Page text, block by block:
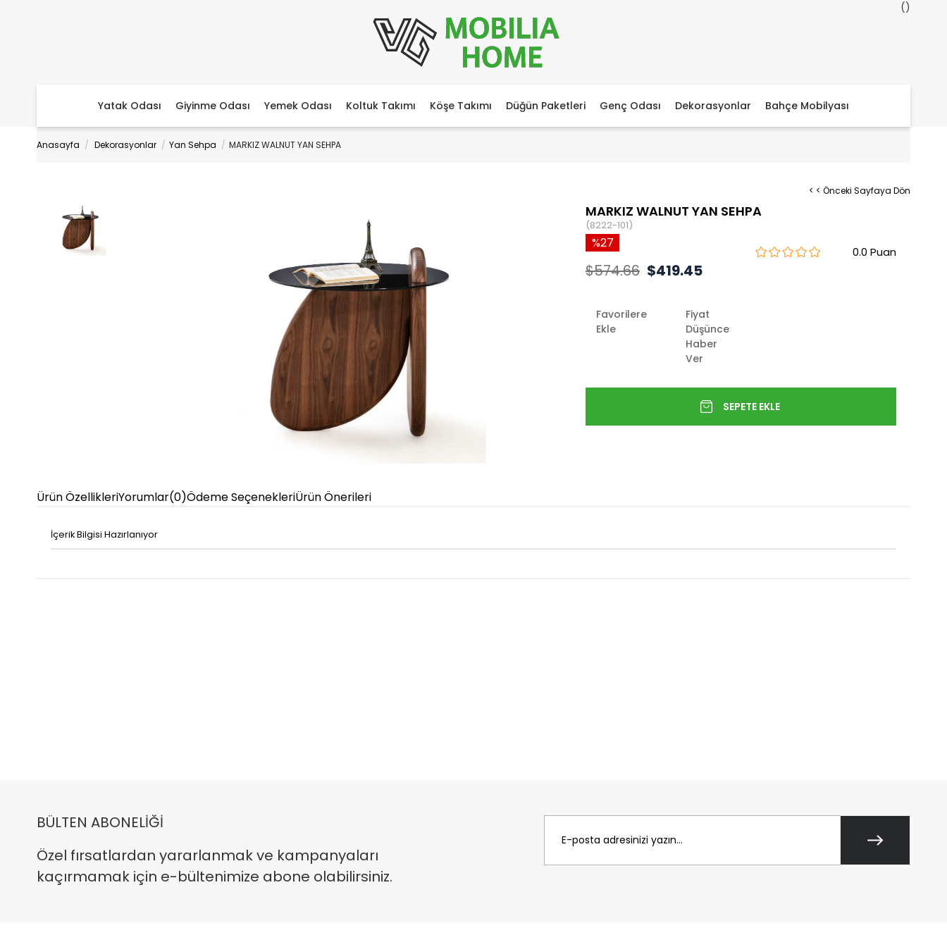
Yatak Odası Giyinme Odası Yemek Odası Koltuk Takımı Köşe Takımı Düğün Paketleri Genç Odası Dekorasyonlar Bahçe Mobilyası
Anasayfa Dekorasyonlar Yan Sehpa MARKIZ WALNUT YAN SEHPA
< < Önceki Sayfaya Dön
MARKIZ WALNUT YAN SEHPA
(8222-101)
0.0
27
$574.66 $419.45
Favorilere
Ekle
Fiyat
Düşünce
Haber
Ver
Ürün ÖzellikleriYorumlar(0)Ödeme SeçenekleriÜrün Önerileri
İçerik Bilgisi Hazırlanıyor
BÜLTEN ABONELİĞİ
Özel fırsatlardan yararlanmak ve kampanyaları
kaçırmamak için e-bültenimize abone olabilirsiniz.